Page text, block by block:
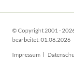
© Copyright 2001 -
bearbeitet: 01.08.2026
Navigation
Impressum